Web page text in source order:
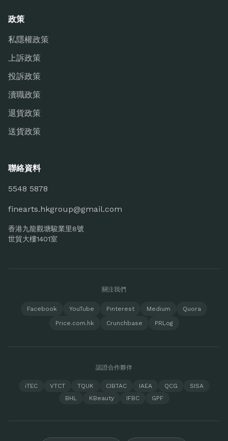
政策
私隱權政策
上訴政策
投訴政策
瀆職政策
退貨政策
送貨政策
聯絡資料
5548 5878
finearts.hkgroup@gmail.com
香港九龍觀塘駿業里8號
世貿大樓1401室
關注我們
Facebook YouTube Pinterest Medium
Quora
Price.com.hk
Crunchbase PRLog
認證合作夥伴
iTEC VTCT TQUK CIBTAC IAEA QCG
SISA
BHL
KBeauty IFBC GPF